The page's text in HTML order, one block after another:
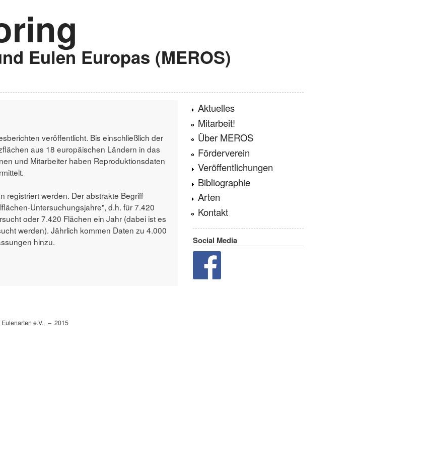
Eulen Europas (MEROS)
veröffentlicht. Bis einschließlich der
aus 18 europäischen Ländern in das
und Mitarbeiter haben Reproduktionsdaten
registriert werden. Der abstrakte Begriff
Untersuchungsjahre", d.h. für 7.420
oder 7.420 Flächen ein Jahr (dabei ist es
werden). Jährlich kommen Daten zu 4.000
hinzu.
Aktuelles
Mitarbeit!
Über MEROS
Förderverein
Veröffentlichungen
Bibliographie
Arten
Kontakt
Social Media
Eulenarten e.V. – 2015